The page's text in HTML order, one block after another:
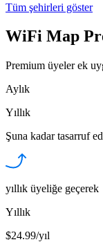
Tüm şehirleri göster
WiFi Map
Premium üyeler ek
Aylık
Yıllık
Şuna kadar tasarruf
yıllık üyeliğe geçerek
Yıllık
$24.99/yıl